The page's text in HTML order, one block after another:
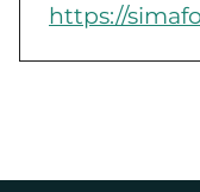
https://